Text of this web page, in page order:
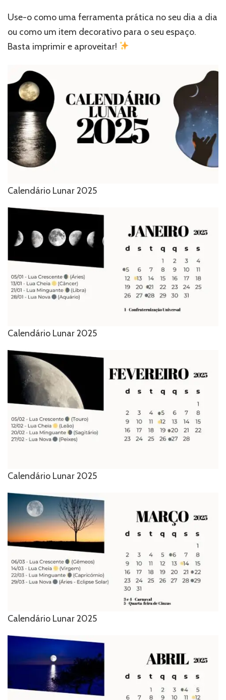
Use-o como uma ferramenta prática no seu dia a dia
ou como um item decorativo para o seu espaço.
Basta imprimir e aproveitar!
Calendário Lunar 2025
Calendário Lunar 2025
Calendário Lunar 2025
Calendário Lunar 2025